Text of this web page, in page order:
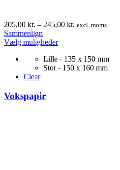
205,00 kr. – 245,00 kr. Prisinterval:
excl. moms
Sammenlign
Vælg mulighederDette
har
flere
Lille - 135 x 150 mm
Stor - 150 x 160 mm
Clear
Vokspapir